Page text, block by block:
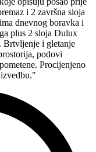
i 2 završna sloja
dnevnog boravka i
plus 2 sloja Dulux
Brtvljenje i gletanje
podovi
Procijenjeno